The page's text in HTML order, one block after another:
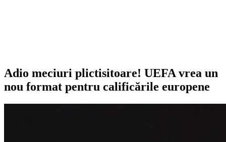
Adio meciuri plictisitoare! UEFA vrea un
nou format pentru calificările europene